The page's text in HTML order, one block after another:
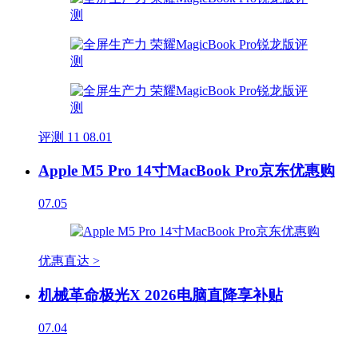
评测 11 08.01
Apple M5 Pro 14寸MacBook Pro京东优惠购
07.05
优惠直达 >
机械革命极光X 2026电脑直降享补贴
07.04